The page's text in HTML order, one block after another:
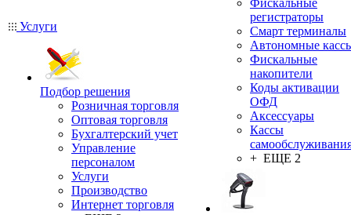
Услуги
Подбор решения
Розничная торговля
Оптовая торговля
Бухгалтерский учет
Управление
персоналом
Услуги
Производство
Интернет торговля
Фискальные
регистраторы
Смарт терминалы
Автономные
Фискальные
накопители
Коды активации
ОФД
Аксессуары
Кассы
+ ЕЩЕ 2